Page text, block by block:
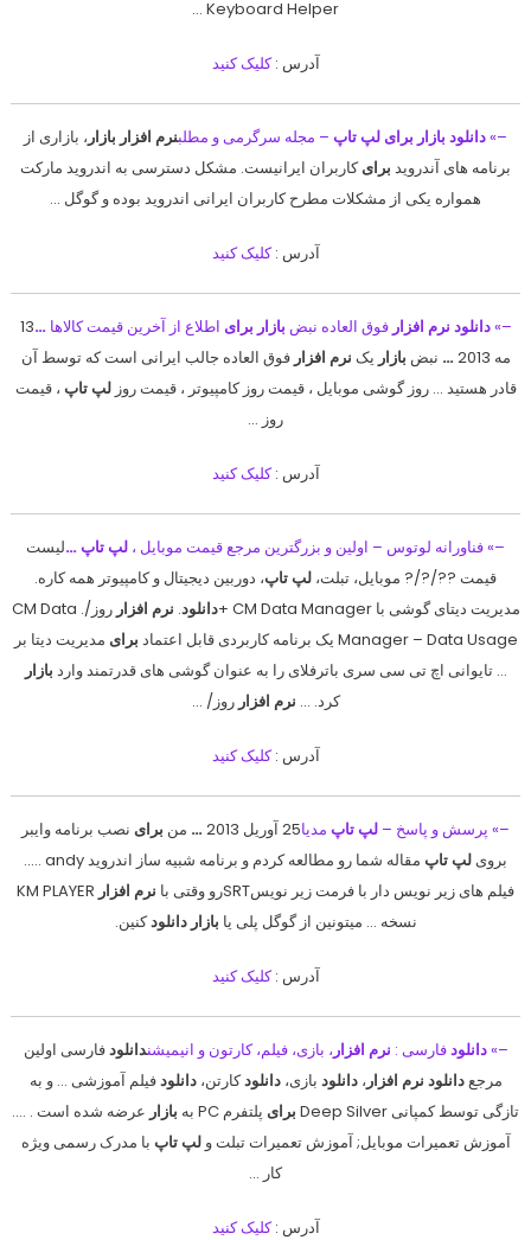
Keyboard Helper …
آدرس :کلیک کنید
–»دانلود بازار برای لپ تاپ – مجله سرگرمی و مطلبنرم افزار بازار، بازاری از
برنامه های آندروید برایکاربران ایرانیست. مشکل دسترسی به اندروید مارکت
همواره یکی از مشکلات مطرح کاربران ایرانی اندروید بوده و گوگل …
آدرس :کلیک کنید
–»دانلود نرم افزار فوق العاده نبض بازار برای اطلاع از آخرین قیمت کالاها…
13
مه 2013
… نبض بازار یک نرم افزار فوق العاده جالب ایرانی است که توسط آن
قادر هستید … روز گوشی موبایل ، قیمت روز کامپیوتر ، قیمت روزلپ تاپ ، قیمت
روز …
آدرس :کلیک کنید
–» فناورانه لوتوس – اولین و بزرگترین مرجع قیمت موبایل ، لپ تاپ…لیست
قیمت ??/?/? موبایل، تبلت، لپ تاپ، دوربین دیجیتال و کامپیوتر همه کاره.
مدیریت دیتای گوشی با CM Data Manager +
دانلود. نرم افزار
روز/. CM Data
Manager – Data Usage یک برنامه کاربردی قابل اعتماد
برای مدیریت دیتا بر
… تایوانی اچ تی سی سری باترفلای را به عنوان گوشی های قدرتمند وارد بازار
کرد. … نرم افزار روز/ …
آدرس :کلیک کنید
–» پرسش و پاسخ – لپ تاپ مدیا25 آوریل 2013 … من برای نصب برنامه وایبر
برویلپ تاپ
مقاله شما رو مطالعه کردم و برنامه شبیه ساز اندروید andy …..
فیلم های زیر نویس دار با فرمت زیر نویسSRTرو وقتی با
نرم افزار KM PLAYER
نسخه … میتونین از گوگل پلی یا بازار دانلودکنین.
آدرس :کلیک کنید
–»دانلودفارسی : نرم افزار، بازی، فیلم، کارتون و انیمیشندانلودفارسی اولین
مرجعدانلود نرم افزار،دانلود بازی،دانلودکارتن،دانلودفیلم آموزشی … و به
تازگی توسط کمپانی Deep Silver
برای پلتفرم PC به بازار عرضه شده است . ….
آموزش تعمیرات موبایل; آموزش تعمیرات تبلت ولپ تاپ با مدرک رسمی ویژه
کار …
آدرس :کلیک کنید